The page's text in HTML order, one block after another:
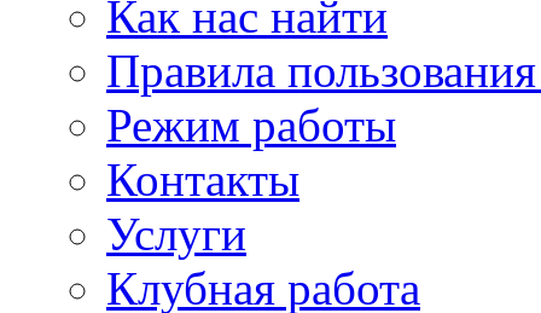
Как нас найти
Правила
Режим работы
Контакты
Услуги
Клубная работа